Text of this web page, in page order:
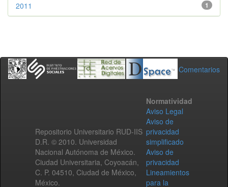
1
2011
Comentarios
Repositorio Universitario RUD-IIS
D.R. © 2010. Universidad
Nacional Autónoma de México.
Ciudad Universitaria, Coyoacán,
C. P. 04510, Ciudad de México,
México.
Normatividad
Aviso Legal
Aviso de
privacidad
simplificado
Aviso de
privacidad
Lineamientos
para la